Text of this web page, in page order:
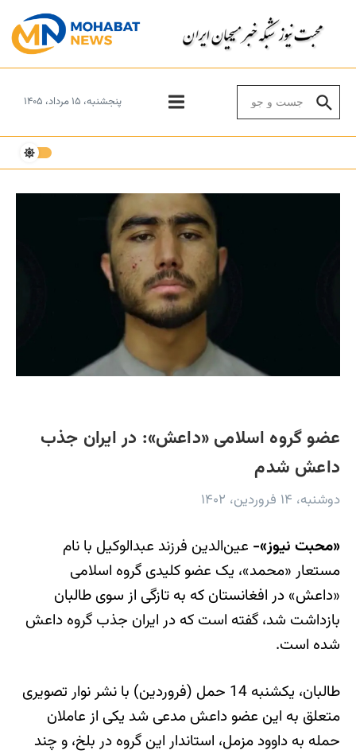
پنجشنبه، ۱۵ مرداد، ۱۴۰۵
عضو گروه اسلامی «داعش»: در ایران جذب
داعش شدم
دوشنبه، ۱۴ فروردین، ۱۴۰۲
«محبت نیوز»- عین‌الدین فرزند عبدالوکیل با نام
مستعار «محمد»، یک عضو کلیدی گروه اسلامی
«داعش» در افغانستان که به تازگی از سوی طالبان
بازداشت شد، گفته است که در ایران جذب گروه داعش
شده است.
طالبان، یکشنبه 14 حمل (فروردین) با نشر نوار تصویری
متعلق به این عضو داعش مدعی شد یکی از عاملان
حمله به داوود مزمل، استاندار این گروه در بلخ، و چند